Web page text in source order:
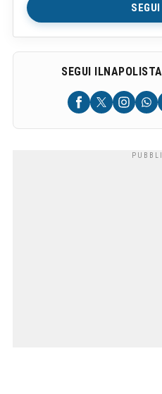
SEGUI